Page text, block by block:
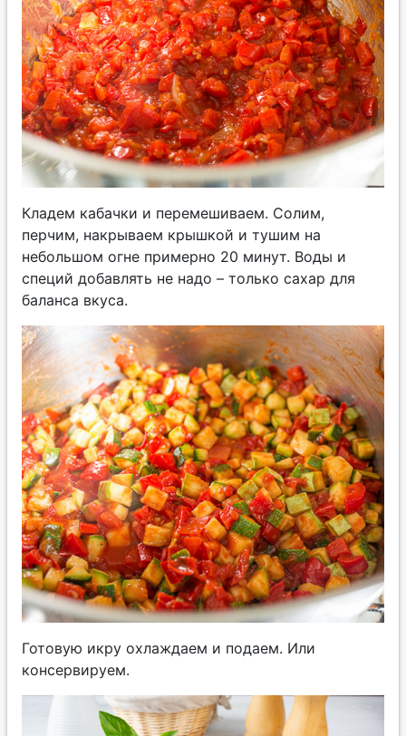
Кладем кабачки и перемешиваем. Солим,
перчим, накрываем крышкой и тушим на
небольшом огне примерно 20 минут. Воды и
специй добавлять не надо – только сахар для
баланса вкуса.
Готовую икру охлаждаем и подаем. Или
консервируем.